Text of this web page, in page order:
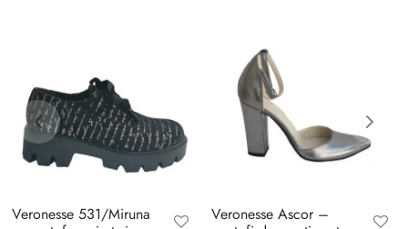
Veronesse 531/Miruna
Veronesse Ascor –